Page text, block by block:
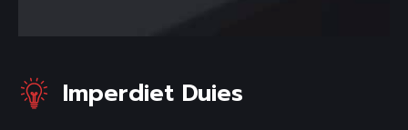
Imperdiet Duies